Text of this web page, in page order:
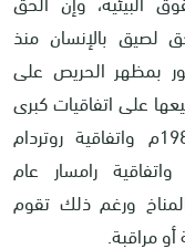
بالإنسان منذ
بمظهر الحريص على
على اتفاقيات كبرى
لحماية البيئة أبرزها اتفاقية بازل عام1989م واتفاقية روتردام
واتفاقية ستوكهولم2001م واتفاقية رامسار عام
ورغم ذلك تقوم
مراقبة.